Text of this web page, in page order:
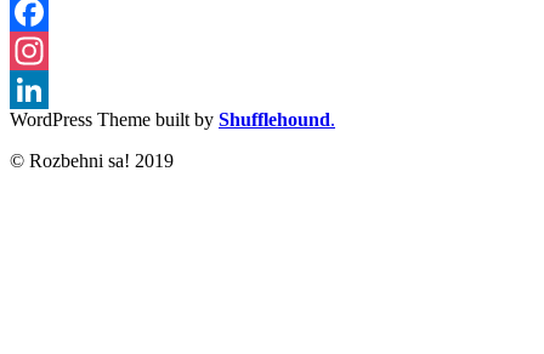
Facebook
Instagram
LinkedIn
WordPress Theme built by Shufflehound.
© Rozbehni sa! 2019